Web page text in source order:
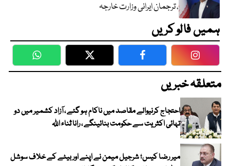
، ترجمان ایرانی وزارت خارجہ
ہمیں فالو کریں
WhatsApp Twitter Facebook
متعلقہ خبریں
احتجاج کرنیوالے مقاصد میں ناکام ہو گئے ، آزاد کشمیر میں دو
تہائی اکثریت سے حکومت بنائینگے ، رانا ثناء اللہ
میر رضا کیس؛ شرجیل میمن نے اپنے اور بیٹے کے خلاف سوشل